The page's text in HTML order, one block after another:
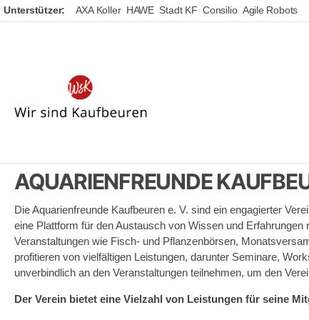
Unterstützer: AXA Koller HAWE Stadt KF Consilio Agile Robots
AQUARIENFREUNDE
Die Aquarienfreunde Kaufbeuren e. V. sind ein engagierter
eine Plattform für den Austausch von Wissen und
Veranstaltungen wie Fisch- und Pflanzenbörsen,
profitieren von vielfältigen Leistungen, darunter Seminare,
unverbindlich an den Veranstaltungen teilnehmen, um den
Der Verein bietet eine Vielzahl von Leistungen für seine